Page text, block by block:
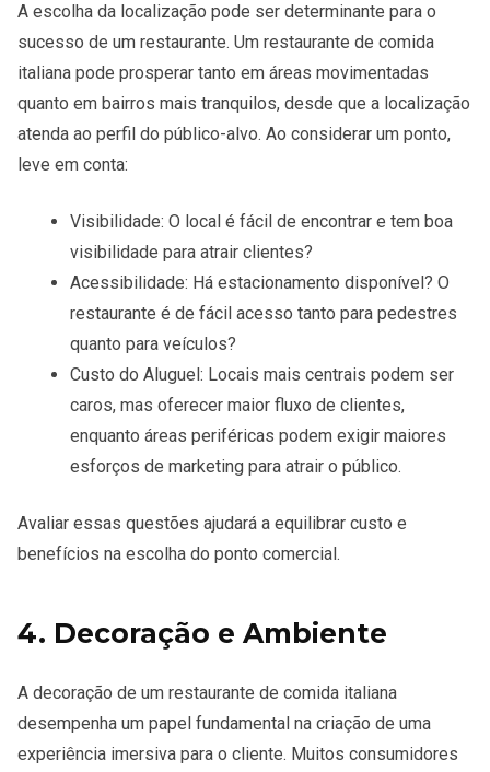
A escolha da localização pode ser determinante para o
sucesso de um restaurante. Um restaurante de comida
italiana pode prosperar tanto em áreas movimentadas
quanto em bairros mais tranquilos, desde que a localização
atenda ao perfil do público-alvo. Ao considerar um ponto,
leve em conta:
Visibilidade: O local é fácil de encontrar e tem boa
visibilidade para atrair clientes?
Acessibilidade: Há estacionamento disponível? O
restaurante é de fácil acesso tanto para pedestres
quanto para veículos?
Custo do Aluguel: Locais mais centrais podem ser
caros, mas oferecer maior fluxo de clientes,
enquanto áreas periféricas podem exigir maiores
esforços de marketing para atrair o público.
Avaliar essas questões ajudará a equilibrar custo e
benefícios na escolha do ponto comercial.
4. Decoração e Ambiente
A decoração de um restaurante de comida italiana
desempenha um papel fundamental na criação de uma
experiência imersiva para o cliente. Muitos consumidores